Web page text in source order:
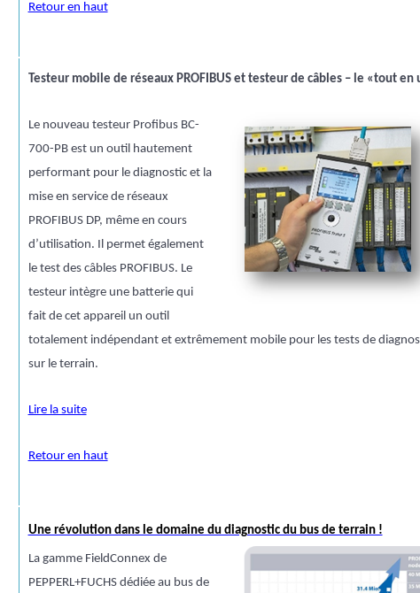
Retour en haut
Testeur mobile de réseaux PROFIBUS et testeur de câbles – le «tout en
Le nouveau testeur Profibus BC-
700-PB est un outil hautement
performant pour le diagnostic et la
mise en service de réseaux
PROFIBUS DP, même en cours
d’utilisation. Il permet également
le test des câbles PROFIBUS. Le
testeur intègre une batterie qui
fait de cet appareil un outil
totalement indépendant et extrêmement mobile pour les tests de
sur le terrain.
Lire la suite
Retour en haut
Une révolution dans le domaine du diagnostic du bus de terrain !
La gamme FieldConnex de
PEPPERL+FUCHS dédiée au bus de